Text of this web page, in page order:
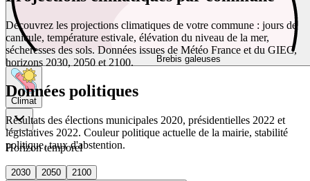
Brebis galeuses
Climat
Horizon temporel
2030 2050
2100
Découvrez les projections climatiques de votre commune : jours de
canicule, température estivale, élévation du niveau de la mer,
sécheresses des sols. Données issues de Météo France et du GIEC,
horizons 2030, 2050 et 2100.
Données politiques
Résultats des élections municipales 2020, présidentielles 2022 et
législatives 2022. Couleur politique actuelle de la mairie, stabilité
politique, taux d'abstention.